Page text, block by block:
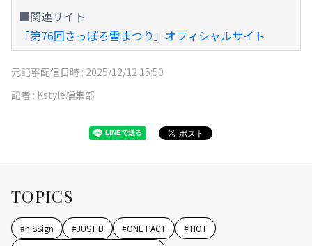
■関連サイト
「第76回さっぽろ雪まつり」オフィシャルサイト
元記事配信日時 : 2025/12/12 15:50
記者 : Kstyle編集部
TOPICS
#n.SSign #JUST B #ONE PACT #TIOT